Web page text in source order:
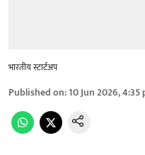
भारतीय स्टार्टअप
Published on:10 Jun 2026, 4:35